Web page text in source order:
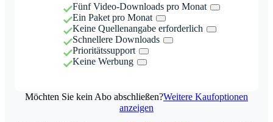
Fünf Video-Downloads pro Monat
Ein Paket pro Monat
Keine Quellenangabe erforderlich
Schnellere Downloads
Prioritätssupport
Keine Werbung
Möchten Sie kein Abo abschließen?Weitere Kaufoptionen
anzeigen